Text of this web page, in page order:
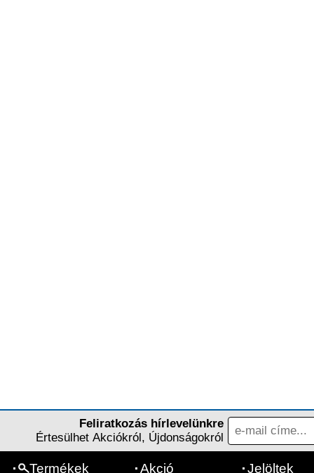
Feliratkozás hírlevelünkre
Értesülhet Akciókról, Újdonságokról
Termékek Akció Jelöltek